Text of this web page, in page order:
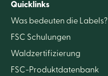
Quicklinks
Was bedeuten die Labels?
FSC Schulungen
Waldzertifizierung
FSC-Produktdatenbank